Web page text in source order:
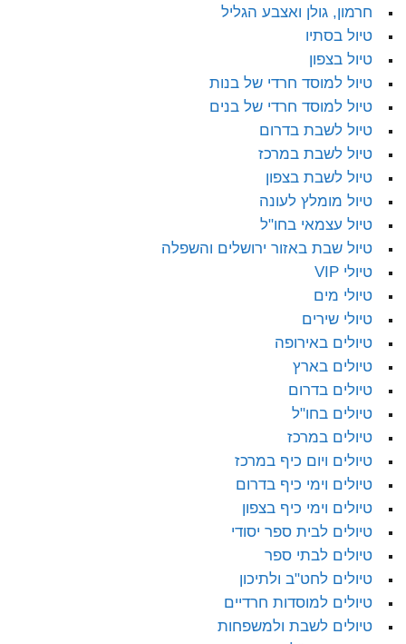
חרמון, גולן ואצבע הגליל
טיול בסתיו
טיול בצפון
טיול למוסד חרדי של בנות
טיול למוסד חרדי של בנים
טיול לשבת בדרום
טיול לשבת במרכז
טיול לשבת בצפון
טיול מומלץ לעונה
טיול עצמאי בחו"ל
טיול שבת באזור ירושלים והשפלה
טיולי VIP
טיולי מים
טיולי שירים
טיולים באירופה
טיולים בארץ
טיולים בדרום
טיולים בחו"ל
טיולים במרכז
טיולים ויום כיף במרכז
טיולים וימי כיף בדרום
טיולים וימי כיף בצפון
טיולים לבית ספר יסודי
טיולים לבתי ספר
טיולים לחט"ב ולתיכון
טיולים למוסדות חרדיים
טיולים לשבת ולמשפחות